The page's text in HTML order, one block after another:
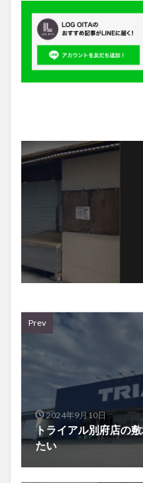
Prev
2024年9月10日
トライアル別府店の
たい